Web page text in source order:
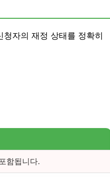
자의 재정 상태를 정확히
함됩니다.